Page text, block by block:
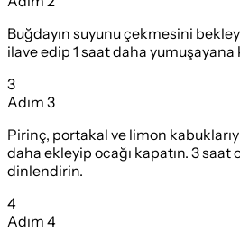
Buğdayın suyunu çekmesini
ilave edip 1 saat daha
3
Adım 3
Pirinç, portakal ve limon
daha ekleyip ocağı kapatın. 3 saat
dinlendirin.
4
Adım 4